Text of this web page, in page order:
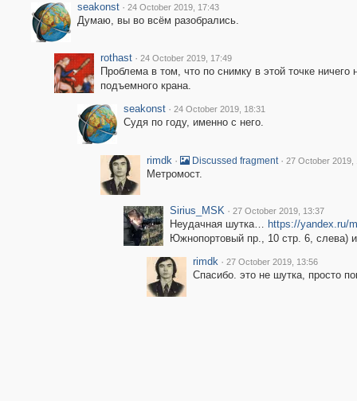
seakonst · 24 October 2019, 17:43
Думаю, вы во всём разобрались.
rothast · 24 October 2019, 17:49
Проблема в том, что по снимку в этой точке
подъемного крана.
seakonst · 24 October 2019, 18:31
Судя по году, именно с него.
rimdk · Discussed fragment · 27 October 2019,
Метромост.
Sirius_MSK · 27 October 2019, 13:37
Неудачная шутка… https://yandex.ru/
Южнопортовый пр., 10 стр. 6, слева)
rimdk · 27 October 2019, 13:56
Спасибо. это не шутка, просто